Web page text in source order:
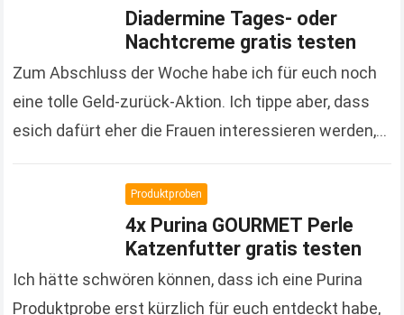
Diadermine Tages- oder
Nachtcreme gratis testen
Zum Abschluss der Woche habe ich für euch noch
eine tolle Geld-zurück-Aktion. Ich tippe aber, dass
esich dafürt eher die Frauen interessieren werden,
Produktproben
4x Purina GOURMET Perle
Katzenfutter gratis testen
Ich hätte schwören können, dass ich eine Purina
Produktprobe erst kürzlich für euch entdeckt habe,